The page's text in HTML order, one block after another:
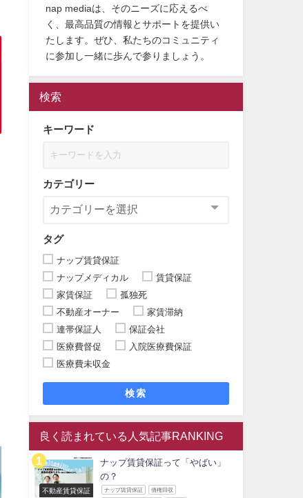
nap mediaは、そのニーズに応えるべ
く、最高品質の情報とサポートを提供い
たします。ぜひ、私たちのコミュニティ
に参加し一緒に歩んで参りましょう。
検索
キーワード
カテゴリー
タグ
ナップ賃貸保証
ナップメディカル
賃貸保証
家賃保証
孤独死
不動産オーナー
家賃滞納
連帯保証人
保証会社
医療費督促
入院医療費保証
医療費未収金
検索
良く読まれている人気記事RANKING
不動産賃貸保証
ナップ賃貸保証って「やばい」
の？
ナップ賃貸保証 債権回収